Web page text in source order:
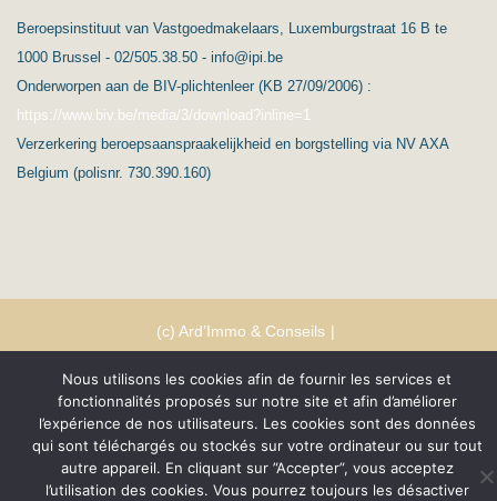
Beroepsinstituut van Vastgoedmakelaars, Luxemburgstraat 16 B te
1000 Brussel - 02/505.38.50 - info@ipi.be
Onderworpen aan de BIV-plichtenleer (KB 27/09/2006) :
https://www.biv.be/media/3/download?inline=1
Verzerkering beroepsaanspraakelijkheid en borgstelling via NV AXA
Belgium (polisnr. 730.390.160)
(c) Ard’Immo & Conseils
Protection de la vie privée – RGPD Nederlands
Conditions générales
Nous utilisons les cookies afin de fournir les services et
fonctionnalités proposés sur notre site et afin d’améliorer
l’expérience de nos utilisateurs. Les cookies sont des données
qui sont téléchargés ou stockés sur votre ordinateur ou sur tout
autre appareil. En cliquant sur ”Accepter”, vous acceptez
l’utilisation des cookies. Vous pourrez toujours les désactiver